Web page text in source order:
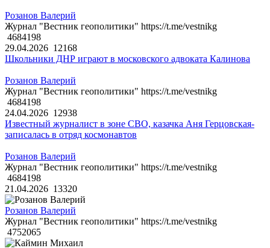
Розанов Валерий
Журнал "Вестник геополитики" https://t.me/vestnikg
4684198
29.04.2026 12168
Школьники ДНР играют в московского адвоката Калинова
Розанов Валерий
Журнал "Вестник геополитики" https://t.me/vestnikg
4684198
24.04.2026 12938
Известный журналист в зоне СВО, казачка Аня Герцовская-
записалась в отряд космонавтов
Розанов Валерий
Журнал "Вестник геополитики" https://t.me/vestnikg
4684198
21.04.2026 13320
Розанов Валерий
Журнал "Вестник геополитики" https://t.me/vestnikg
4752065